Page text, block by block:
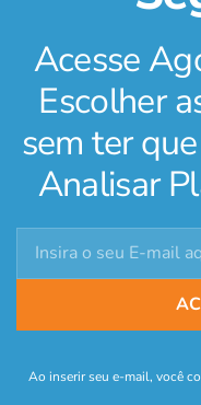
Acesse
Escolher
sem ter
Analisar
Ao inserir seu e-mail, você